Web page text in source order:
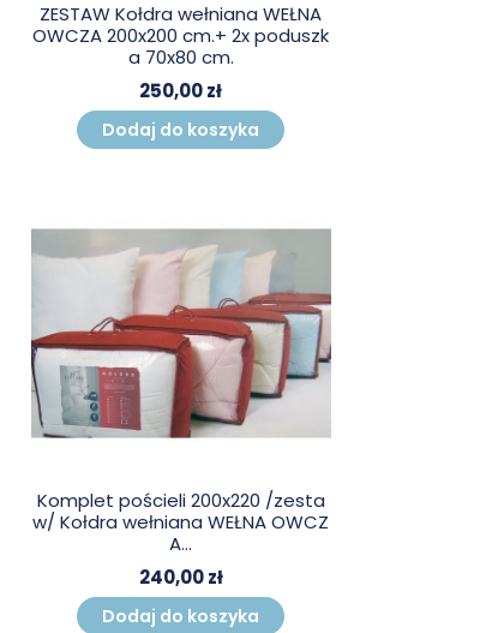
ZESTAW Kołdra wełniana WEŁNA
OWCZA 200x200 cm.+ 2x poduszk
a 70x80 cm.
250,00 zł
Dodaj do koszyka
Komplet pościeli 200x220 /zesta
w/ Kołdra wełniana WEŁNA OWCZ
A...
240,00 zł
Dodaj do koszyka